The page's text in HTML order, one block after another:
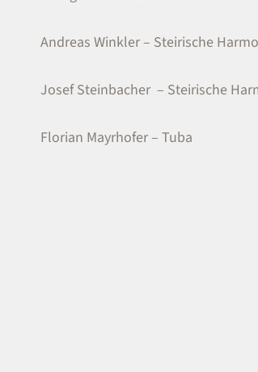
Andreas Winkler – Steirische
Josef Steinbacher – Steirische
Florian Mayrhofer – Tuba